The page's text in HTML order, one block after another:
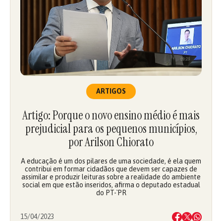
ARTIGOS
Artigo: Porque o novo ensino médio é mais
prejudicial para os pequenos municípios,
por Arilson Chiorato
A educação é um dos pilares de uma sociedade, é ela quem
contribui em formar cidadãos que devem ser capazes de
assimilar e produzir leituras sobre a realidade do ambiente
social em que estão inseridos, afirma o deputado estadual
do PT-`PR
15/04/2023